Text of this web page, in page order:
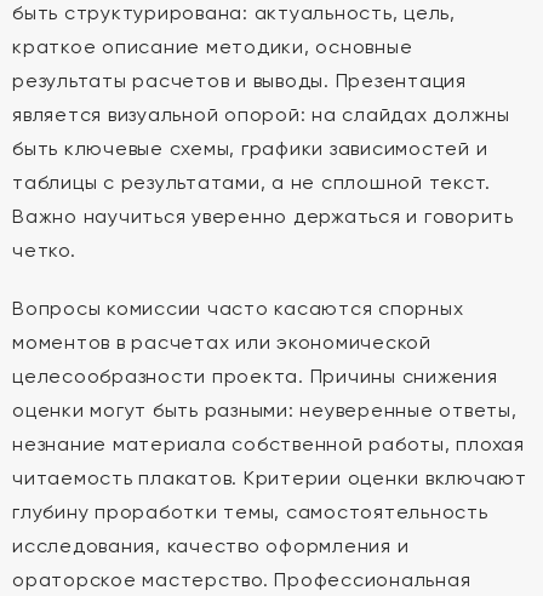
быть структурирована: актуальность, цель,
краткое описание методики, основные
результаты расчетов и выводы. Презентация
является визуальной опорой: на слайдах должны
быть ключевые схемы, графики зависимостей и
таблицы с результатами, а не сплошной текст.
Важно научиться уверенно держаться и говорить
четко.
Вопросы комиссии часто касаются спорных
моментов в расчетах или экономической
целесообразности проекта. Причины снижения
оценки могут быть разными: неуверенные ответы,
незнание материала собственной работы, плохая
читаемость плакатов. Критерии оценки включают
глубину проработки темы, самостоятельность
исследования, качество оформления и
ораторское мастерство. Профессиональная